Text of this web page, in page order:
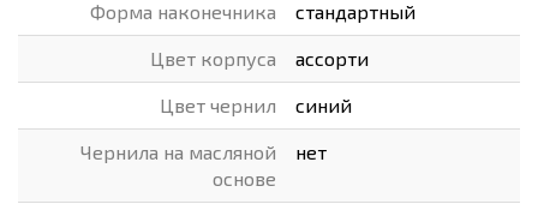
Форма наконечника стандартный
Цвет корпуса ассорти
Цвет чернил синий
Чернила на масляной
основе
нет